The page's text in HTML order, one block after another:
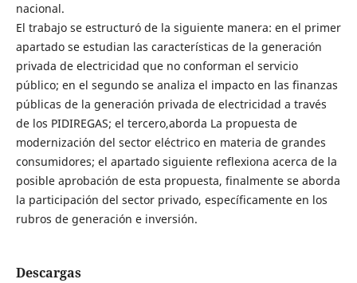
nacional.
El trabajo se estructuró de la siguiente manera: en el primer
apartado se estudian las características de la generación
privada de electricidad que no conforman el servicio
público; en el segundo se analiza el impacto en las finanzas
públicas de la generación privada de electricidad a través
de los PIDIREGAS; el tercero,aborda La propuesta de
modernización del sector eléctrico en materia de grandes
consumidores; el apartado siguiente reflexiona acerca de la
posible aprobación de esta propuesta, finalmente se aborda
la participación del sector privado, específicamente en los
rubros de generación e inversión.
Descargas